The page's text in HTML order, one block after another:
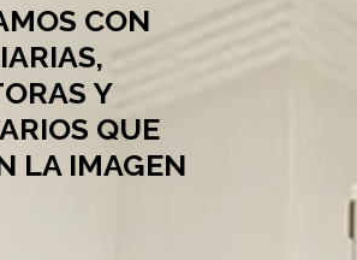
CON
Y
QUE
LA IMAGEN